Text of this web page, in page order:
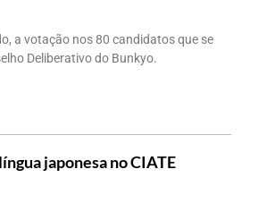
a votação nos 80 candidatos que se
Deliberativo do Bunkyo.
japonesa no CIATE